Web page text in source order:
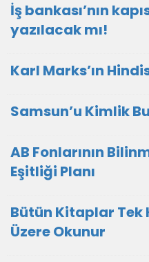
İş bankası’nın
yazılacak mı!
Karl Marks’ın
Samsun’u Kimlik
AB Fonlarının
Eşitliği Planı
Bütün Kitaplar Tek
Üzere Okunur